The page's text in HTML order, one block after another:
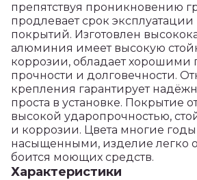
препятствуя проникновению
продлевает срок
покрытий. Изготовлен
алюминия имеет высокую
коррозии, обладает хорошими
прочности и долговечности.
крепления гарантирует
проста в установке. Покрытие
высокой ударопрочностью,
и коррозии. Цвета многие годы
насыщенными, изделие легко
боится моющих средств.
Характеристики